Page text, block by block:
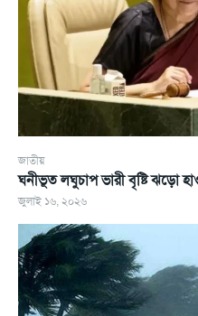
জাতীয়
ঘনীভূত লঘুচাপ ভারী বৃষ্টি ঝড়ো
জুলাই ১৬, ২০২৬